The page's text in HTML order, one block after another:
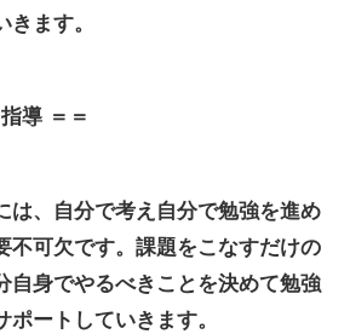
ます。
導 ＝＝
は、自分で考え自分で勉強を進め
不可欠です。課題をこなすだけの
自身でやるべきことを決めて勉強
ートしていきます。